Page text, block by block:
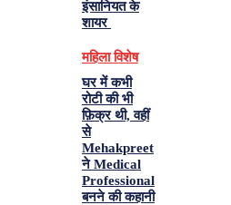
इंसानियत के
शायर
महिला विशेष
घर में कभी
रोटी की भी
फ़िक्र थी, वहीं
से
Mehakpreet
ने Medical
Professional
बनने की कहानी